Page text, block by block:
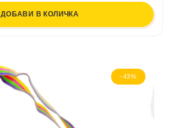
ДОБАВИ В КОЛИЧКА
-43%